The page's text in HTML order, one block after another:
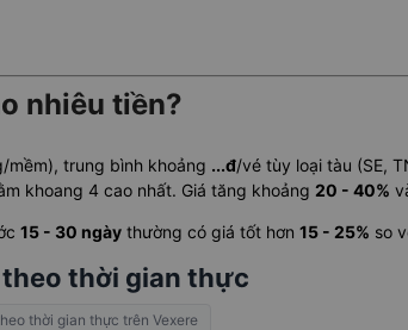
nhiêu tiền?
mềm), trung bình khoảng ...đ/vé tùy loại tàu (SE,
khoang 4 cao nhất. Giá tăng khoảng 20 - 40%
15 - 30 ngày thường có giá tốt hơn 15 - 25% so
theo thời gian thực
thời gian thực trên Vexere